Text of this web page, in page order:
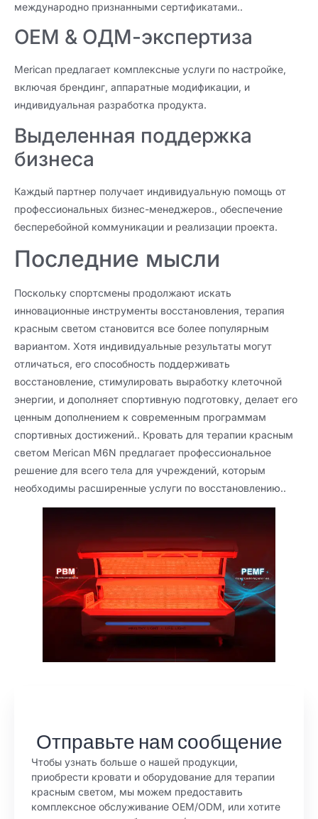
международно признанными сертификатами..
OEM & ОДМ-экспертиза
Merican предлагает комплексные услуги по настройке,
включая брендинг, аппаратные модификации, и
индивидуальная разработка продукта.
Выделенная поддержка
бизнеса
Каждый партнер получает индивидуальную помощь от
профессиональных бизнес-менеджеров., обеспечение
бесперебойной коммуникации и реализации проекта.
Последние мысли
Поскольку спортсмены продолжают искать
инновационные инструменты восстановления, терапия
красным светом становится все более популярным
вариантом. Хотя индивидуальные результаты могут
отличаться, его способность поддерживать
восстановление, стимулировать выработку клеточной
энергии, и дополняет спортивную подготовку, делает его
ценным дополнением к современным программам
спортивных достижений.. Кровать для терапии красным
светом Merican M6N предлагает профессиональное
решение для всего тела для учреждений, которым
необходимы расширенные услуги по восстановлению..
Отправьте нам сообщение
Чтобы узнать больше о нашей продукции,
приобрести кровати и оборудование для терапии
красным светом, мы можем предоставить
комплексное обслуживание OEM/ODM, или хотите